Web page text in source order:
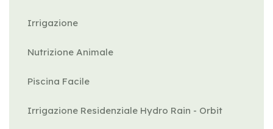
Irrigazione
Nutrizione Animale
Piscina Facile
Irrigazione Residenziale Hydro Rain - Orbit